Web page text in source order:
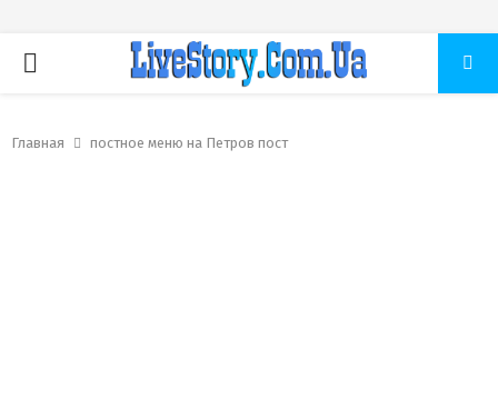
ПЕРВИЧНОЕ
Главная постное меню на Петров пост